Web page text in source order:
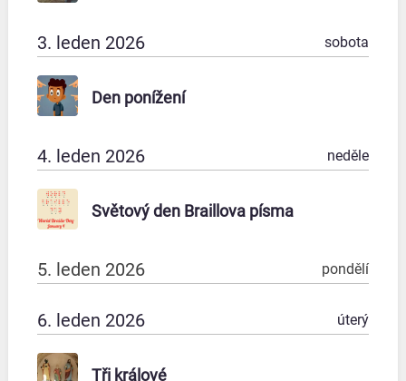
3. leden 2026 sobota
Den ponížení
4. leden 2026 neděle
Světový den Braillova písma
5. leden 2026 pondělí
6. leden 2026 úterý
Tři králové